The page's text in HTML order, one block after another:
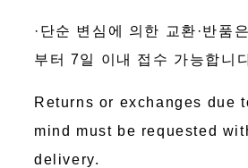
·단순 변심에 의한 교환·반품
부터 7일 이내 접수 가능합니
Returns or exchanges due
mind must be requested
delivery.